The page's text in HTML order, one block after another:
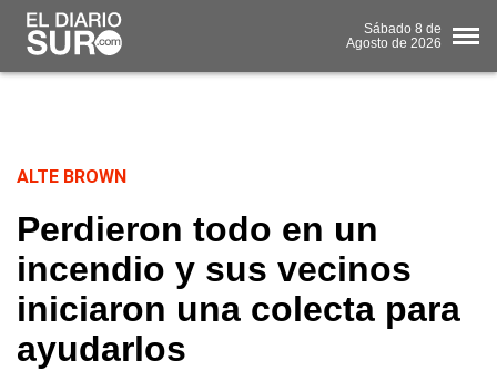
Sábado 8 de
Agosto de 2026
ALTE BROWN
Perdieron todo en un
incendio y sus vecinos
iniciaron una colecta para
ayudarlos